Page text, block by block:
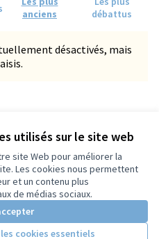
utilisés sur le site web
site Web pour améliorer la
Les cookies nous permettent
et un contenu plus
de médias sociaux.
cookies essentiels
anciens
débattus
désactivés, mais
2023-02-726
numérique